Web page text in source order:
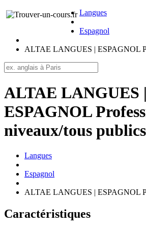
Langues
Espagnol
ALTAE LANGUES | ESPAGNOL
ALTAE LANGUES |
ESPAGNOL
niveaux/tous publics
Langues
Espagnol
ALTAE LANGUES | ESPAGNOL
Caractéristiques